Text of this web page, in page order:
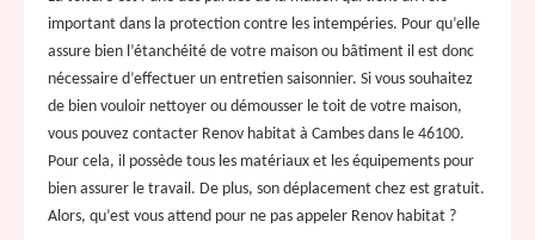
important dans la protection contre les intempéries. Pour qu’elle
assure bien l’étanchéité de votre maison ou bâtiment il est donc
nécessaire d’effectuer un entretien saisonnier. Si vous souhaitez
de bien vouloir nettoyer ou démousser le toit de votre maison,
vous pouvez contacter Renov habitat à Cambes dans le 46100.
Pour cela, il possède tous les matériaux et les équipements pour
bien assurer le travail. De plus, son déplacement chez est gratuit.
Alors, qu’est vous attend pour ne pas appeler Renov habitat ?